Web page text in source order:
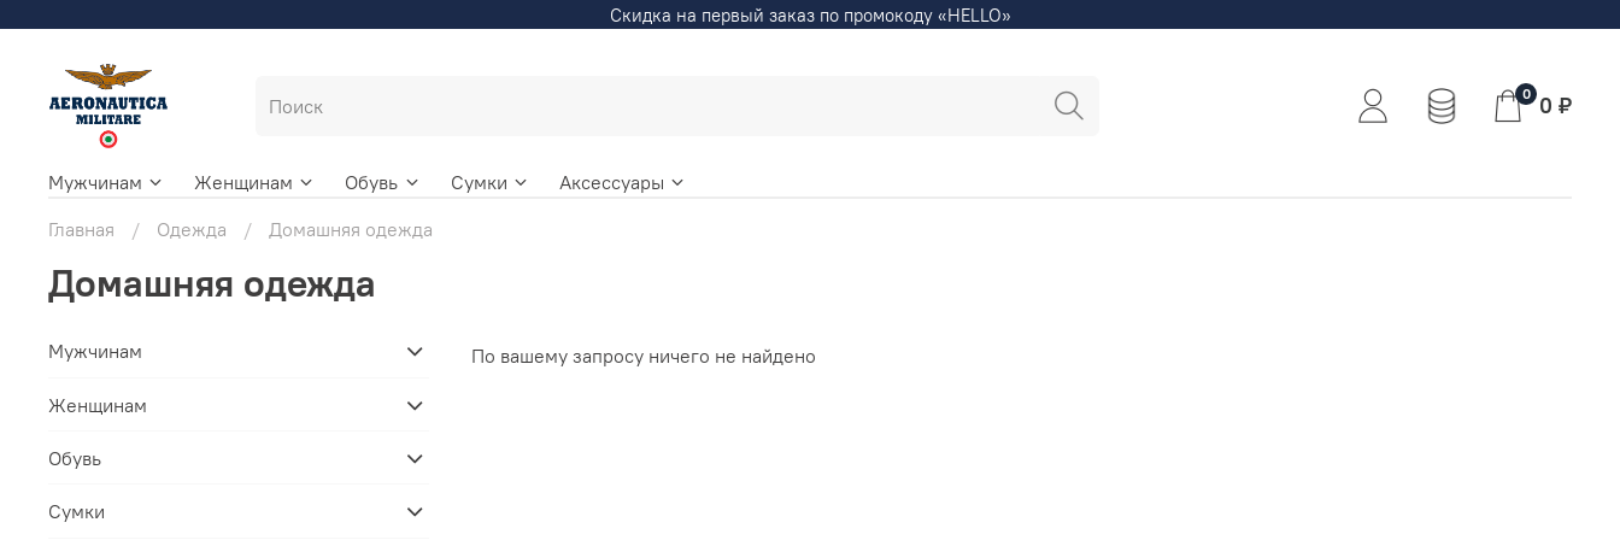
Скидка на первый заказ по промокоду «HELLO»
0 0 ₽
Мужчинам Женщинам Обувь Сумки
Аксессуары
Главная
Одежда Домашняя одежда
Домашняя одежда
По вашему запросу ничего не найдено
Мужчинам
Женщинам
Обувь
Сумки